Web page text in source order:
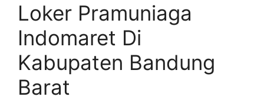
Loker Pramuniaga
Indomaret Di
Kabupaten Bandung
Barat